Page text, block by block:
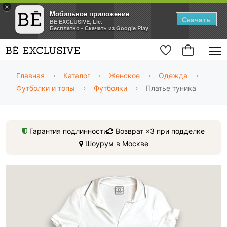
×
Мобильное приложение
BE EXCLUSIVE, Llc.
Бесплатно - Скачать из Google Play
Скачать
Главная Каталог Женское
Одежда
Футболки и топы
Футболки Платье туника
Гарантия подлинности
Возврат ×3 при подделке
Шоурум в Москве